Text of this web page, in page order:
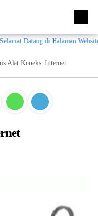
(AKL)
(OTKP)
Datang di Halaman Website
Alat Koneksi Internet